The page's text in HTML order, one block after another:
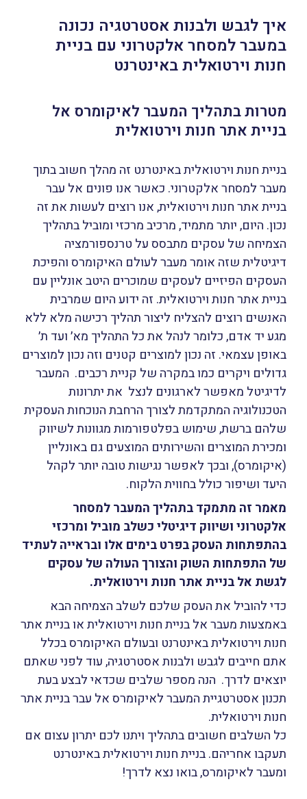
איך לגבש ולבנות אסטרטגיה נכונה
במעבר למסחר אלקטרוני עם בניית
חנות וירטואלית באינטרנט
מטרות בתהליך המעבר לאיקומרס אל
בניית אתר חנות וירטואלית
בניית חנות וירטואלית באינטרנט זה מהלך חשוב בתוך
מעבר למסחר אלקטרוני. כאשר אנו פונים אל עבר
בניית אתר חנות וירטואלית, אנו רוצים לעשות את זה
נכון. היום, יותר מתמיד, מרכיב מרכזי ומוביל בתהליך
הצמיחה של עסקים מתבסס על טרנספורמציה
דיגיטלית שזה אומר מעבר לעולם האיקומרס והפיכת
העסקים הפיזיים לעסקים שמוכרים היטב אונליין עם
בניית אתר חנות וירטואלית. זה ידוע היום שמרבית
האנשים רוצים להצליח ליצור תהליך רכישה מלא ללא
מגע יד אדם, כלומר לנהל את כל התהליך מא׳ ועד ת׳
באופן עצמאי. זה נכון למוצרים קטנים וזה נכון למוצרים
גדולים ויקרים כמו במקרה של קניית רכבים. המעבר
לדיגיטל מאפשר לארגונים לנצל את יתרונות
הטכנולוגיה המתקדמת לצורך הרחבת הנוכחות העסקית
שלהם ברשת, שימוש בפלטפורמות מגוונות לשיווק
ומכירת המוצרים והשירותים המוצעים גם באונליין
(איקומרס), ובכך לאפשר נגישות טובה יותר לקהל
היעד ושיפור כולל בחווית הלקוח.
מאמר זה מתמקד בתהליך המעבר למסחר
אלקטרוני ושיווק דיגיטלי כשלב מוביל ומרכזי
בהתפתחות העסק בפרט בימים אלו ובראייה לעתיד
של התפתחות השוק והצורך העולה של עסקים
לגשת אל בניית אתר חנות וירטואלית.
כדי להוביל את העסק שלכם לשלב הצמיחה הבא
באמצעות מעבר אל בניית חנות וירטואלית או בניית אתר
חנות וירטואלית באינטרנט ובעולם האיקומרס בכלל
אתם חייבים לגבש ולבנות אסטרטגיה, עוד לפני שאתם
יוצאים לדרך. הנה מספר שלבים שכדאי לבצע בעת
תכנון אסטרטגיית המעבר לאיקומרס אל עבר בניית אתר
חנות וירטואלית.
כל השלבים חשובים בתהליך ויתנו לכם יתרון עצום אם
תעקבו אחריהם. בניית חנות וירטואלית באינטרנט
ומעבר לאיקומרס, בואו נצא לדרך!